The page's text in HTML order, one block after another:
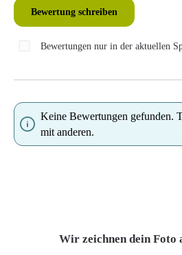
Bewertung schreiben
Bewertungen nur in der aktuellen
Keine Bewertungen gefunden.
mit anderen.
Wir zeichnen dein